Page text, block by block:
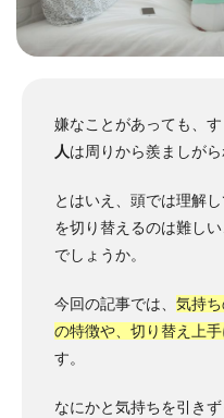
嫌なことがあっても、す
人は周りから羨ましがら
とはいえ、頭では理解
を切り替えるのは難し
でしょうか。
今回の記事では、 気持
の特徴や、切り替え上
す。
なにかと気持ちを引き